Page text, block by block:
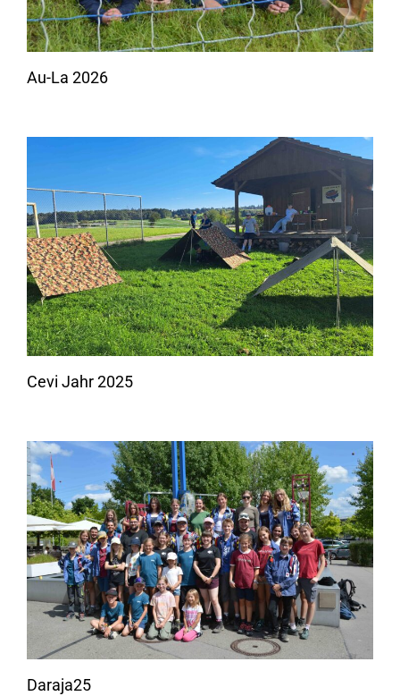
Au-La 2026
Cevi Jahr 2025
Daraja25